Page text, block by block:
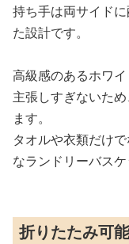
持ち手は両サイド
た設計です。
高級感のあるホワ
主張しすぎないた
ます。
タオルや衣類だけ
なランドリーバスケ
折りたたみ可